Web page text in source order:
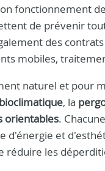
fonctionnement
de prévenir
des
mobiles,
naturel et pour
, la
orientables.
d'énergie et
réduire les